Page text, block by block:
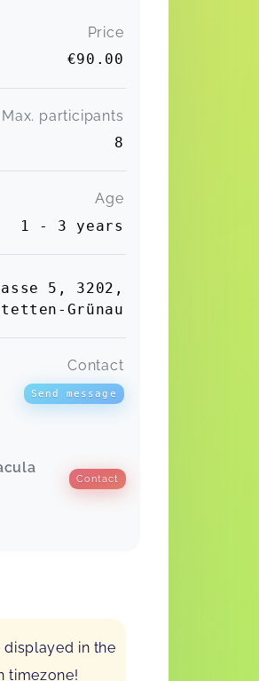
Price
€90.00
Max. participants
8
Age
1 - 3 years
5, 3202,
Grünau
Contact
Send message
Contact
displayed in the
timezone!